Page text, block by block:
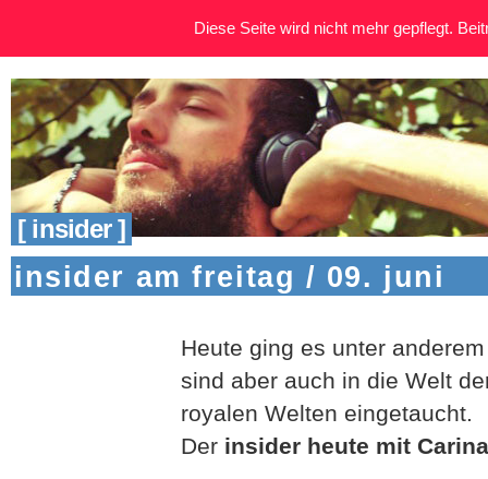
[ insider ]
insider am freitag / 09. juni
Heute ging es unter
sind aber auch in die Welt
royalen Welten eingetaucht.
Der insider heute mit
Diese Seite wird nicht mehr gepflegt.